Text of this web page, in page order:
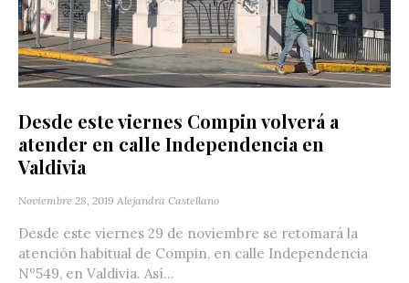
Desde este viernes Compin volverá a
atender en calle Independencia en
Valdivia
Noviembre 28, 2019 Alejandra Castellano
Desde este viernes 29 de noviembre se retomará la
atención habitual de Compin, en calle Independencia
Nº549, en Valdivia. Así...